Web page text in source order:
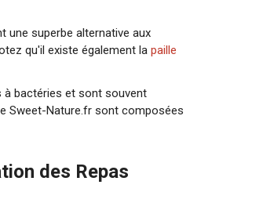
une superbe alternative aux
qu'il existe également lapaille
à bactéries et sont souvent
Sweet-Nature.fr sont composées
des Repas